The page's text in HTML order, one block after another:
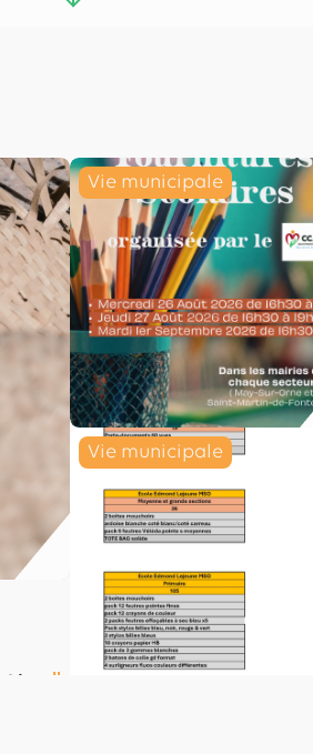
Vie municipale
Vie municipale